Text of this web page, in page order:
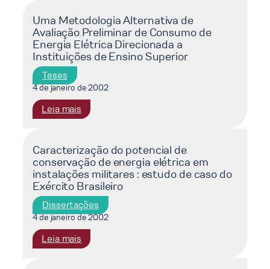
uma
Análise
Insumo
Produto
melhoria
de
saúde
pública
ao
funcionamento
das
tratamento
de
esgotos
:
o
caso
do
programa
Uma Metodologia Alternativa de
Avaliação Preliminar de Consumo de
Energia Elétrica Direcionada a
Instituições de Ensino Superior
Teses
4 de janeiro de 2002
Leia mais
Uma
Alternativa
de
Avaliação
Preliminar
de
Consumo
de
Energia
Caracterização do potencial de
conservação de energia elétrica em
instalações militares : estudo de caso do
Exército Brasileiro
Dissertações
4 de janeiro de 2002
Leia mais
Caracterização